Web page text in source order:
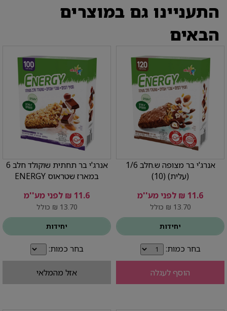
התעניינו גם במוצרים
הבאים
אנרג'י בר מצופה ש.חלב 1/6
(עלית) (10)
11.6 ₪ לפני מע''מ
13.70 ₪ כולל
יחידות
בחר כמות:
הוסף לעגלה
אנרג'י בר תחתית שוקולד חלב 6
במארז שטראוס ENERGY
11.6 ₪ לפני מע''מ
13.70 ₪ כולל
יחידות
בחר כמות:
אזל מהמלאי